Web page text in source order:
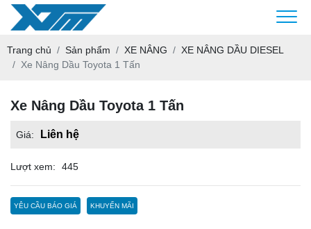
Trang chủ Sản phẩm XE NÂNG
XE NÂNG DẦU DIESEL
Xe Nâng Dầu Toyota 1 Tấn
Xe Nâng Dầu Toyota 1 Tấn
Giá: Liên hệ
Lượt xem: 445
YÊU CẦU BÁO GIÁ KHUYẾN MÃI